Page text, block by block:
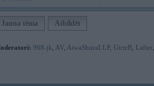
Jauna tēma Atbildēt
968-jk AV AiwaShuraLLP, GirtzB Lafter